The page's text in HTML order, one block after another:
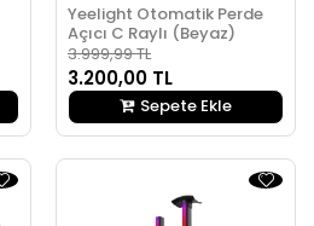
Yeelight Otomatik Perde
Açıcı C Raylı (Beyaz)
3.999,99 TL
3.200,00 TL
Sepete Ekle